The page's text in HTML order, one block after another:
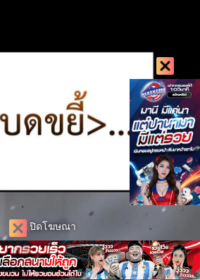
ปิดโฆษณา